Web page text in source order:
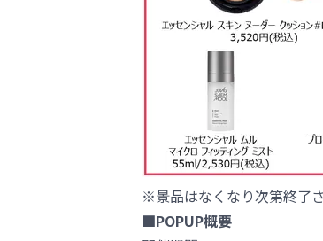
※景品はなくなり次第終了
■POPUP概要